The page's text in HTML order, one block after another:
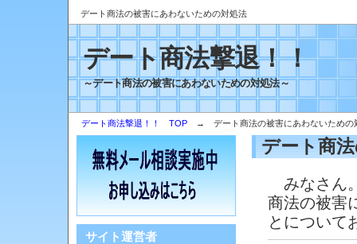
デート商法の被害にあわないための対処法
デート商法撃退！！
～デート商法の被害にあわないための対処法～
デート商法撃退！！ TOP → デート商法の被害にあわないため
デート商
みなさん
商法の被害
とについて
サイト運営者